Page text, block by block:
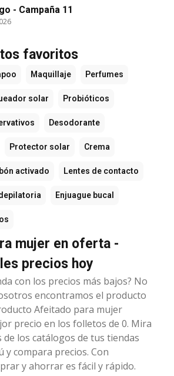
- Campaña 11
favoritos
Maquillaje Perfumes
solar Probióticos
Desodorante
Protector solar Crema
activado Lentes de contacto
Enjuague bucal
mujer en oferta -
precios hoy
con los precios más bajos? No
encontramos el producto
Afeitado para mujer
precio en los folletos de 0. Mira
los catálogos de tus tiendas
y compara precios. Con
y ahorrar es fácil y rápido.